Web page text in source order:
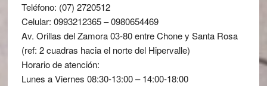
Teléfono: (07) 2720512
Celular: 0993212365 – 0980654469
Av. Orillas del Zamora 03-80 entre Chone y Santa Rosa
(ref: 2 cuadras hacia el norte del Hipervalle)
Horario de atención:
Lunes a Viernes 08:30-13:00 – 14:00-18:00